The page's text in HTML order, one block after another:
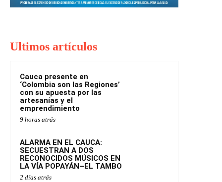
Ultimos artículos
Cauca presente en
‘Colombia son las Regiones’
con su apuesta por las
artesanías y el
emprendimiento
9 horas atrás
ALARMA EN EL CAUCA:
SECUESTRAN A DOS
RECONOCIDOS MÚSICOS EN
LA VÍA POPAYÁN–EL TAMBO
2 días atrás